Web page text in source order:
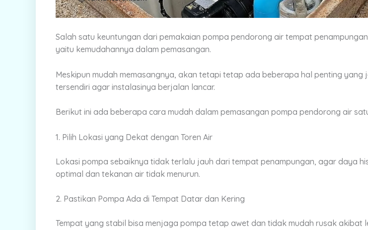
Salah satu keuntungan dari pemakaian pompa pendorong air tempat
yaitu kemudahannya dalam pemasangan.
Meskipun mudah memasangnya, akan tetapi tetap ada beberapa hal penting yang
tersendiri agar instalasinya berjalan lancar.
Berikut ini ada beberapa cara mudah dalam pemasangan pompa pendorong air
1. Pilih Lokasi yang Dekat dengan Toren Air
Lokasi pompa sebaiknya tidak terlalu jauh dari tempat penampungan, agar daya
optimal dan tekanan air tidak menurun.
2. Pastikan Pompa Ada di Tempat Datar dan Kering
Tempat yang stabil bisa menjaga pompa tetap awet dan tidak mudah rusak akibat